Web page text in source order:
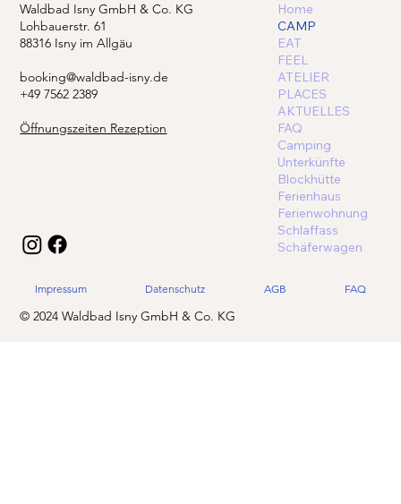
Waldbad Isny GmbH & Co. KG
Lohbauerstr. 61
88316 Isny im Allgäu
booking@waldbad-isny.de
+49 7562 2389
Öffnungszeiten Rezeption
Home
CAMP
EAT
FEEL
ATELIER
PLACES
AKTUELLES
FAQ
Camping
Unterkünfte
Blockhütte
Ferienhaus
Ferienwohnung
Schlaffass
Schäferwagen
© 2024 Waldbad Isny GmbH & Co. KG
Impressum Datenschutz AGB FAQ